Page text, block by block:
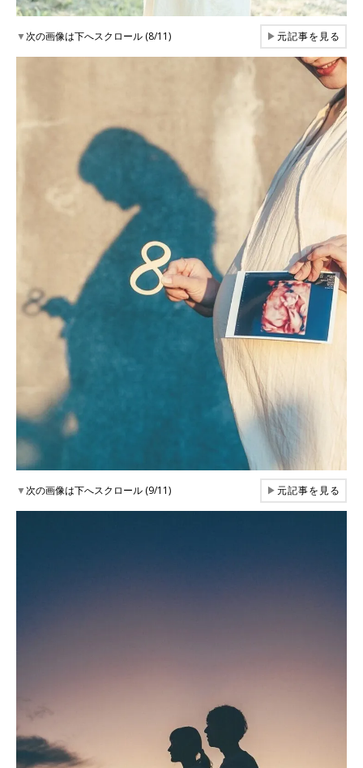
▼次の画像は下へスクロール (8/11) ▶元記事を見る
▼次の画像は下へスクロール (9/11) ▶元記事を見る